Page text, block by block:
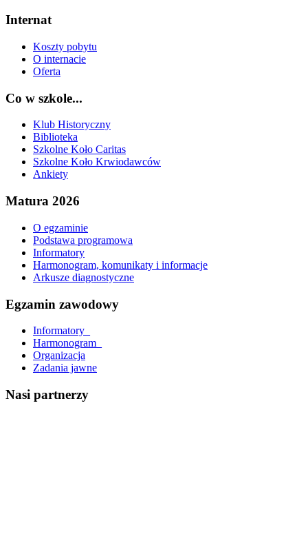
Internat
Koszty pobytu
O internacie
Oferta
Co w szkole...
Klub Historyczny
Biblioteka
Szkolne Koło Caritas
Szkolne Koło Krwiodawców
Ankiety
Matura 2026
O egzaminie
Podstawa programowa
Informatory
Harmonogram, komunikaty i informacje
Arkusze diagnostyczne
Egzamin zawodowy
Informatory_
Harmonogram_
Organizacja
Zadania jawne
Nasi partnerzy